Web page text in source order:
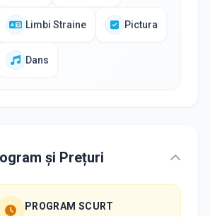
Limbi Straine Pictura
Dans
și Prețuri
PROGRAM SCURT